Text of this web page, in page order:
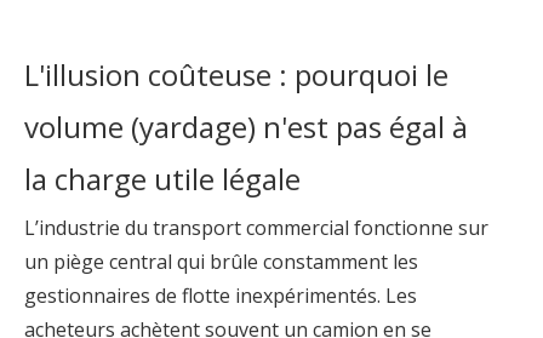
L'illusion coûteuse : pourquoi le
volume (yardage) n'est pas égal à
la charge utile légale
L’industrie du transport commercial fonctionne sur
un piège central qui brûle constamment les
gestionnaires de flotte inexpérimentés. Les
acheteurs achètent souvent un camion en se